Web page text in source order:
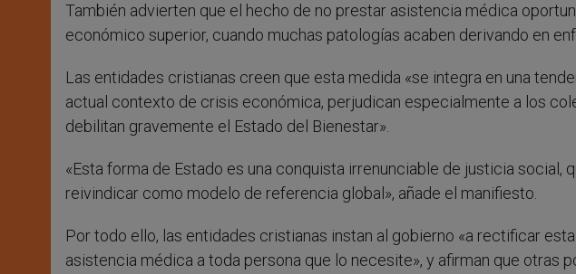
También advierten que el hecho de no prestar asistencia médica
económico superior, cuando muchas patologías acaben derivando en
Las entidades cristianas creen que esta medida «se integra en una
actual contexto de crisis económica, perjudican especialmente a los
debilitan gravemente el Estado del Bienestar».
«Esta forma de Estado es una conquista irrenunciable de justicia social,
reivindicar como modelo de referencia global», añade el manifiesto.
Por todo ello, las entidades cristianas instan al gobierno «a rectificar
asistencia médica a toda persona que lo necesite», y afirman que otras